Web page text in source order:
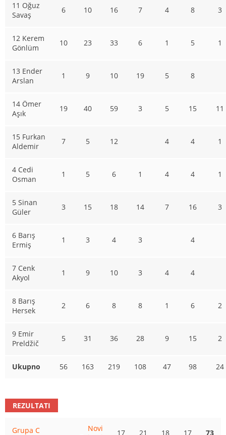
11 Oğuz
Savaş
6 10 16 7 4 8 3
12 Kerem
Gönlüm
10 23 33 6 1 5 1
13 Ender
Arslan
1 9 10 19 5 8
14 Ömer
Aşık
19 40 59 3 5 15 11
15 Furkan
Aldemir
7 5 12 4 4 1
4 Cedi
Osman
1 5 6 1 4 4 1
5 Sinan
Güler
3 15 18 14 7 16 3
6 Barış
Ermiş
1 3 4 3 4
7 Cenk
Akyol
1 9 10 3 4 4
8 Barış
Hersek
2 6 8 8 1 6 2
9 Emir
Preldžič
5 31 36 28 9 15 2
Ukupno 56 163 219 108 47 98 24
REZULTATI
Grupa C
Novi
17 21 18 17 73